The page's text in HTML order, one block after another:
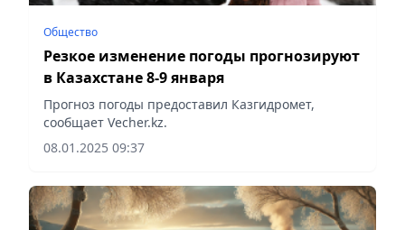
Общество
Резкое изменение погоды прогнозируют
в Казахстане 8-9 января
Прогноз погоды предоставил Казгидромет,
сообщает Vecher.kz.
08.01.2025 09:37